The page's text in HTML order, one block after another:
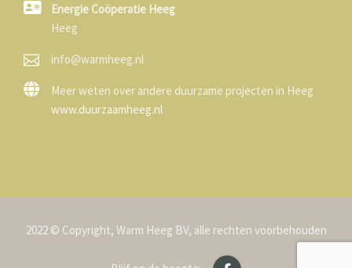
Energie Coöperatie Heeg
Heeg
info@warmheeg.nl
Meer weten over andere duurzame projecten in Heeg
www.duurzaamheeg.nl
2022 © Copyright, Warm Heeg BV, alle rechten voorbehouden